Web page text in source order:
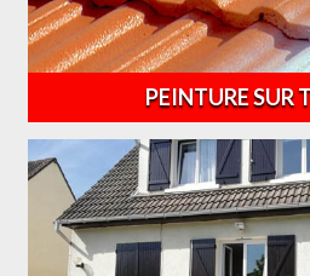
PEINTURE SUR